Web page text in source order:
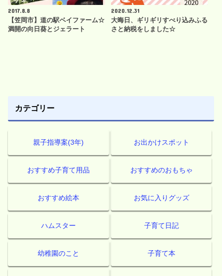
2017.8.8
【笠岡市】道の駅ベイファーム☆
満開の向日葵とジェラート
2020.12.31
大晦日、ギリギリすべり込みふる
さと納税をしました☆
カテゴリー
親子指導案(3年) お出かけスポット
おすすめ子育て用品 おすすめのおもちゃ
おすすめ絵本 お気に入りグッズ
ハムスター 子育て日記
幼稚園のこと 子育て本